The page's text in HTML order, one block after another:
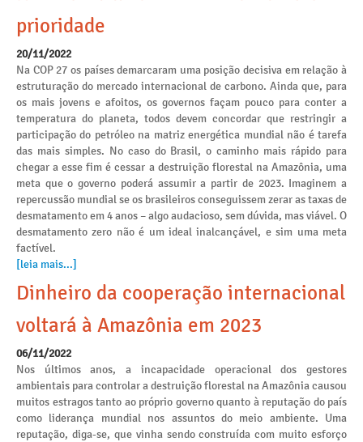
prioridade
20/11/2022
Na COP 27 os países demarcaram uma posição decisiva em relação à
estruturação do mercado internacional de carbono. Ainda que, para
os mais jovens e afoitos, os governos façam pouco para conter a
temperatura do planeta, todos devem concordar que restringir a
participação do petróleo na matriz energética mundial não é tarefa
das mais simples. No caso do Brasil, o caminho mais rápido para
chegar a esse fim é cessar a destruição florestal na Amazônia, uma
meta que o governo poderá assumir a partir de 2023. Imaginem a
repercussão mundial se os brasileiros conseguissem zerar as taxas de
desmatamento em 4 anos – algo audacioso, sem dúvida, mas viável. O
desmatamento zero não é um ideal inalcançável, e sim uma meta
factível.
[leia mais...]
Dinheiro da cooperação internacional
voltará à Amazônia em 2023
06/11/2022
Nos últimos anos, a incapacidade operacional dos gestores
ambientais para controlar a destruição florestal na Amazônia causou
muitos estragos tanto ao próprio governo quanto à reputação do país
como liderança mundial nos assuntos do meio ambiente. Uma
reputação, diga-se, que vinha sendo construída com muito esforço